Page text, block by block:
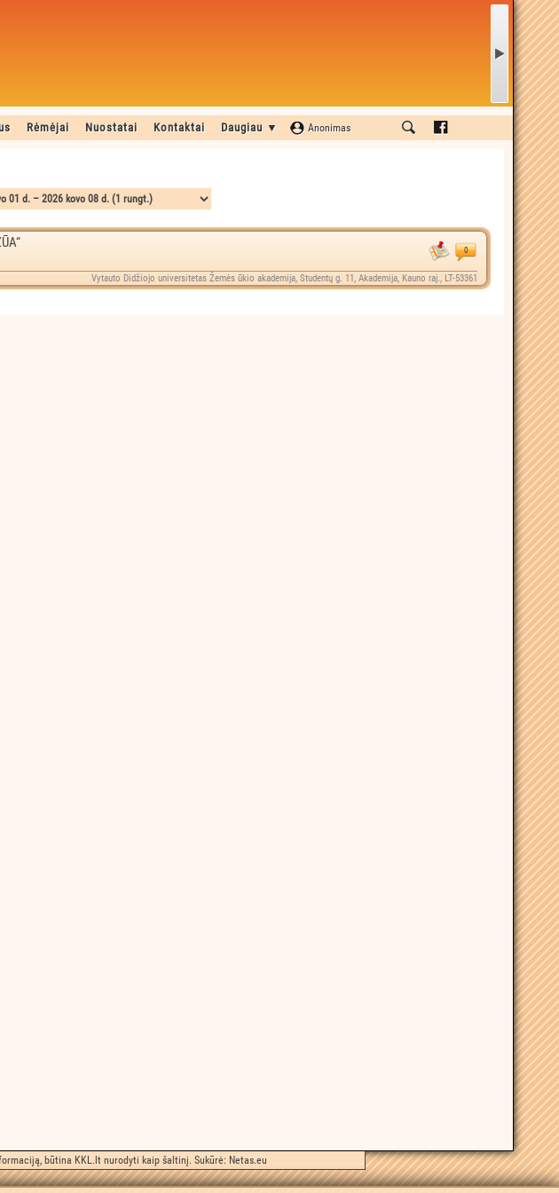
Rėmėjai Nuostatai Kontaktai Daugiau ▼ Anonimas
0
Vytauto Didžiojo universitetas Žemės ūkio akademija, Studentų g. 11, Akademija, Kauno raj., LT-53361
būtina KKL.lt nurodyti kaip šaltinį. Sukūrė: Netas.eu